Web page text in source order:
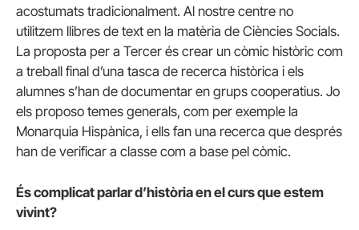
acostumats tradicionalment. Al nostre centre no
utilitzem llibres de text en la matèria de Ciències Socials.
La proposta per a Tercer és crear un còmic històric com
a treball final d’una tasca de recerca històrica i els
alumnes s’han de documentar en grups cooperatius. Jo
els proposo temes generals, com per exemple la
Monarquia Hispànica, i ells fan una recerca que després
han de verificar a classe com a base pel còmic.
És complicat parlar d’història en el curs que estem
vivint?